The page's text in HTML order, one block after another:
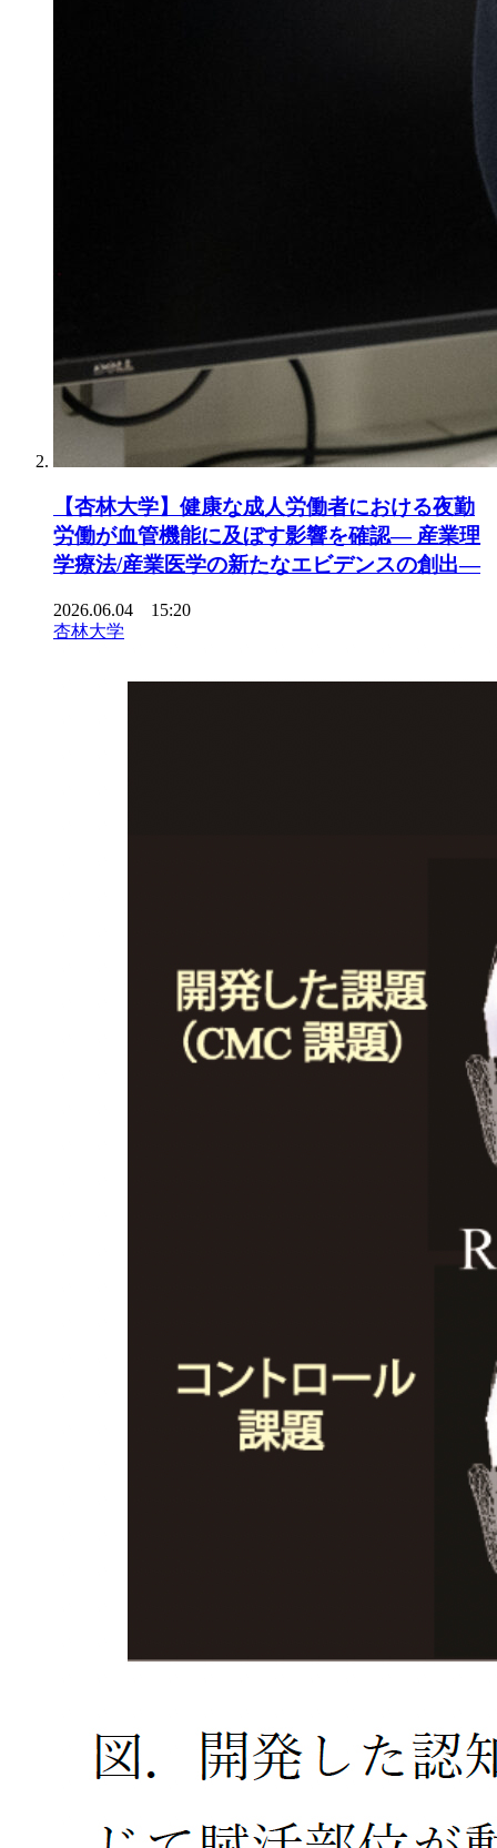
【杏林大学】健康な成人労働者における夜勤
労働が血管機能に及ぼす影響を確認― 産業理
学療法/産業医学の新たなエビデンスの創出―
2026.06.04 15:20
杏林大学